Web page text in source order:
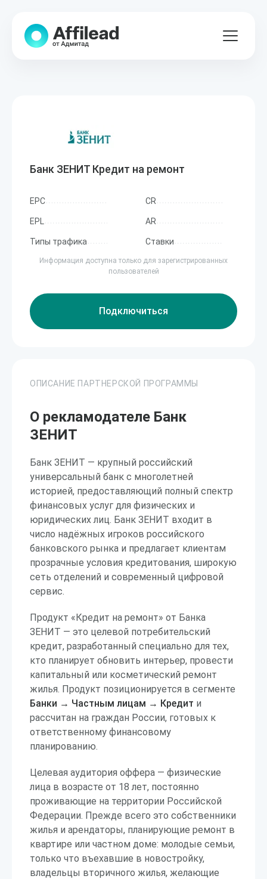
Банк ЗЕНИТ Кредит на ремонт
EPC CR
EPL AR
Типы трафика Ставки
Информация доступна только для зарегистрированных
пользователей
Подключиться
ОПИСАНИЕ ПАРТНЕРСКОЙ ПРОГРАММЫ
О рекламодателе Банк
ЗЕНИТ
Банк ЗЕНИТ — крупный российский
универсальный банк с многолетней
историей, предоставляющий полный спектр
финансовых услуг для физических и
юридических лиц. Банк ЗЕНИТ входит в
число надёжных игроков российского
банковского рынка и предлагает клиентам
прозрачные условия кредитования, широкую
сеть отделений и современный цифровой
сервис.
Продукт «Кредит на ремонт» от Банка
ЗЕНИТ — это целевой потребительский
кредит, разработанный специально для тех,
кто планирует обновить интерьер, провести
капитальный или косметический ремонт
жилья. Продукт позиционируется в сегменте
Банки → Частным лицам → Кредит и
рассчитан на граждан России, готовых к
ответственному финансовому
планированию.
Целевая аудитория оффера — физические
лица в возрасте от 18 лет, постоянно
проживающие на территории Российской
Федерации. Прежде всего это собственники
жилья и арендаторы, планирующие ремонт в
квартире или частном доме: молодые семьи,
только что въехавшие в новостройку,
владельцы вторичного жилья, желающие